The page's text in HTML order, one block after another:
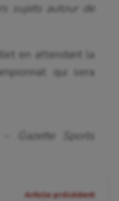
sujets autour de
en attendant la
qui sera
Gazette Sports
Article précédent